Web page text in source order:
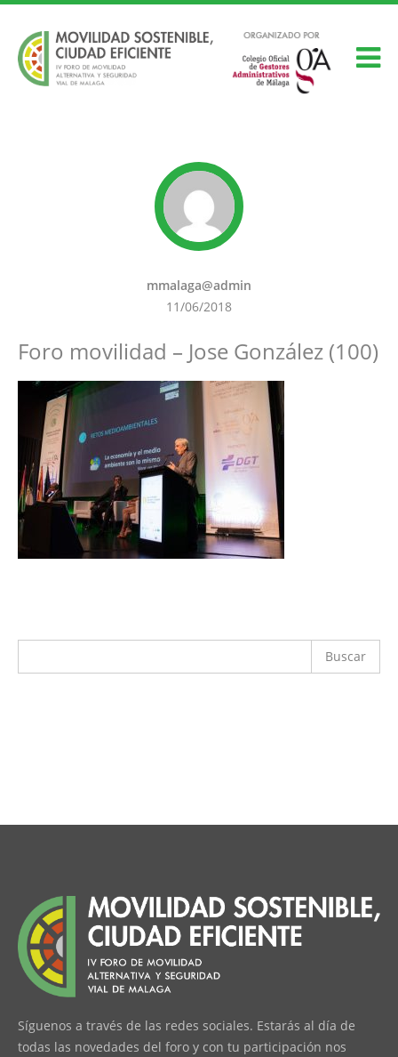
mmalaga@admin
11/06/2018
Foro movilidad – Jose González (100)
Síguenos a través de las redes sociales. Estarás al día de
todas las novedades del foro y con tu participación nos